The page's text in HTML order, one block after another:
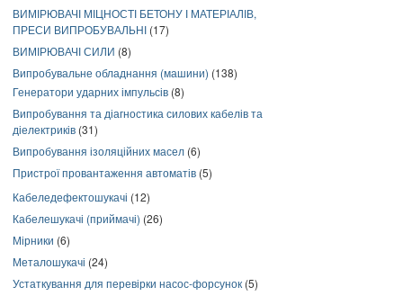
ВИМІРЮВАЧІ МІЦНОСТІ БЕТОНУ І МАТЕРІАЛІВ,
ПРЕСИ ВИПРОБУВАЛЬНІ (17)
ВИМІРЮВАЧІ СИЛИ (8)
Випробувальне обладнання (машини) (138)
Генератори ударних імпульсів (8)
Випробування та діагностика силових кабелів та
діелектриків (31)
Випробування ізоляційних масел (6)
Пристрої провантаження автоматів (5)
Кабеледефектошукачі (12)
Кабелешукачі (приймачі) (26)
Мірники (6)
Металошукачі (24)
Устаткування для перевірки насос-форсунок (5)